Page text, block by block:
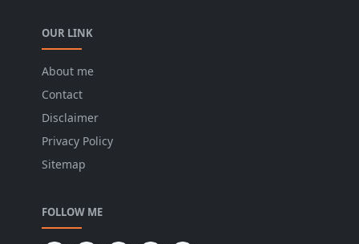
OUR LINK
About me
Contact
Disclaimer
Privacy Policy
Sitemap
FOLLOW ME